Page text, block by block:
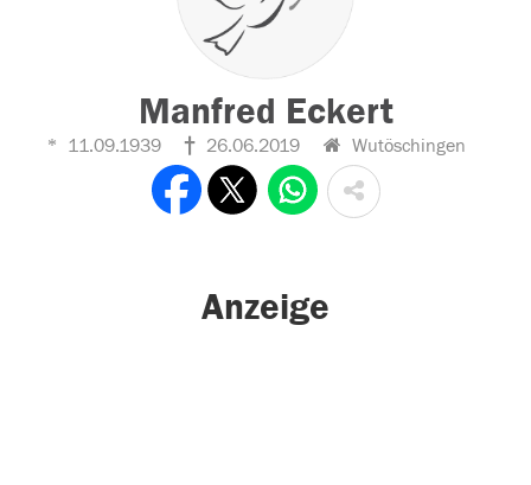
Manfred Eckert
11.09.1939 26.06.2019 Wutöschingen
Anzeige